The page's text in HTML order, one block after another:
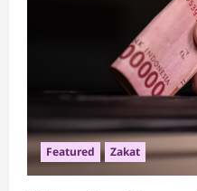
Featured Zakat